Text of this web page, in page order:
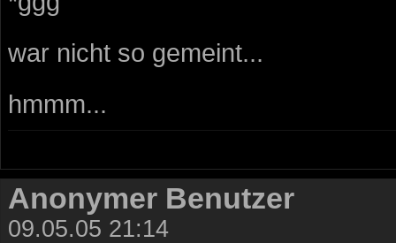
war nicht so gemeint...
hmmm...
Anonymer Benutzer
09.05.05 21:14